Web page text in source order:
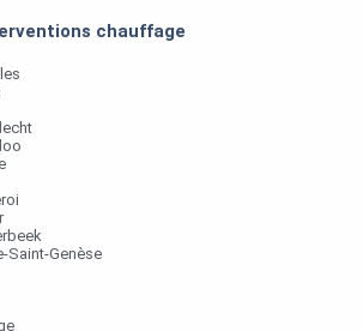
chauffage
Saint-Genèse